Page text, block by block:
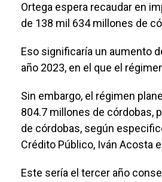
Ortega espera recaudar en
de 138 mil 634 millones de
Eso significaría un aumento
año 2023, en el que el
Sin embargo, el régimen
804.7 millones de córdobas,
de córdobas, según
Crédito Público, Iván Acosta
Este sería el tercer año